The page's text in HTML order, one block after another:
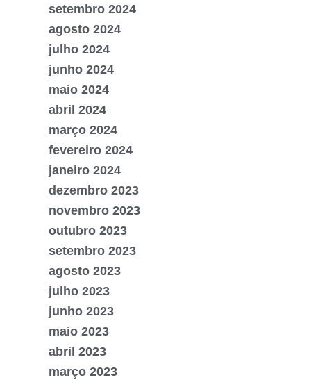
setembro 2024
agosto 2024
julho 2024
junho 2024
maio 2024
abril 2024
março 2024
fevereiro 2024
janeiro 2024
dezembro 2023
novembro 2023
outubro 2023
setembro 2023
agosto 2023
julho 2023
junho 2023
maio 2023
abril 2023
março 2023